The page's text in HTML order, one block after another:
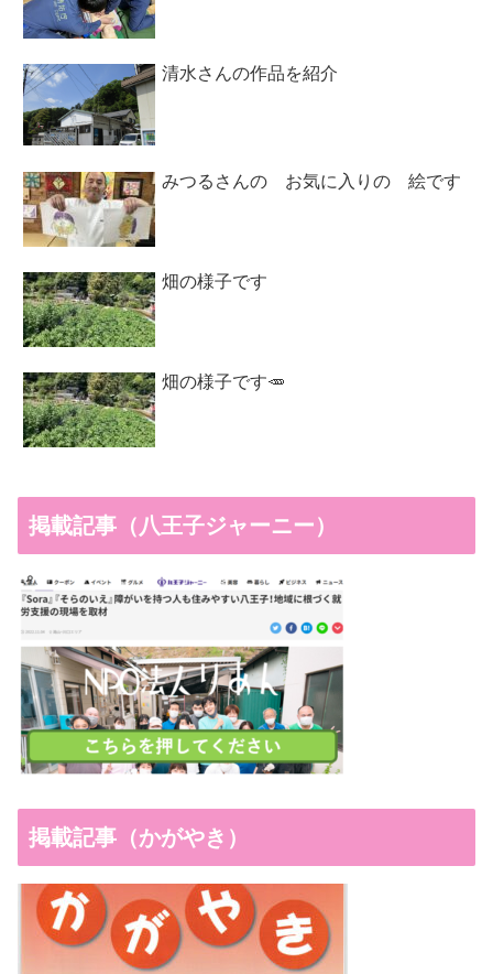
清水さんの作品を紹介
みつるさんの お気に入りの 絵です
畑の様子です
畑の様子です🥕
掲載記事（八王子ジャーニー）
掲載記事（かがやき）